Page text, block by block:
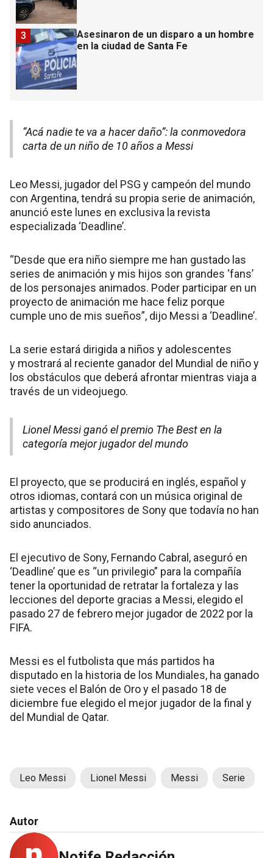
Asesinaron de un disparo a un hombre
en la ciudad de Santa Fe
3
“Acá nadie te va a hacer daño”: la conmovedora
carta de un niño de 10 años a Messi
Leo Messi, jugador del PSG y campeón del mundo
con Argentina, tendrá su propia serie de animación,
anunció este lunes en exclusiva la revista
especializada ‘Deadline’.
“Desde que era niño siempre me han gustado las
series de animación y mis hijos son grandes ‘fans’
de los personajes animados. Poder participar en un
proyecto de animación me hace feliz porque
cumple uno de mis sueños”, dijo Messi a ‘Deadline’.
La serie estará dirigida a niños y adolescentes
y mostrará al reciente ganador del Mundial de niño y
los obstáculos que deberá afrontar mientras viaja a
través de un videojuego.
Lionel Messi ganó el premio The Best en la
categoría mejor jugador del mundo
El proyecto, que se producirá en inglés, español y
otros idiomas, contará con un música original de
artistas y compositores de Sony que todavía no han
sido anunciados.
El ejecutivo de Sony, Fernando Cabral, aseguró en
‘Deadline’ que es “un privilegio” para la compañía
tener la oportunidad de retratar la fortaleza y las
lecciones del deporte gracias a Messi, elegido el
pasado 27 de febrero mejor jugador de 2022 por la
FIFA.
Messi es el futbolista que más partidos ha
disputado en la historia de los Mundiales, ha ganado
siete veces el Balón de Oro y el pasado 18 de
diciembre fue elegido el mejor jugador de la final y
del Mundial de Qatar.
Leo Messi Lionel Messi Messi Serie
Autor